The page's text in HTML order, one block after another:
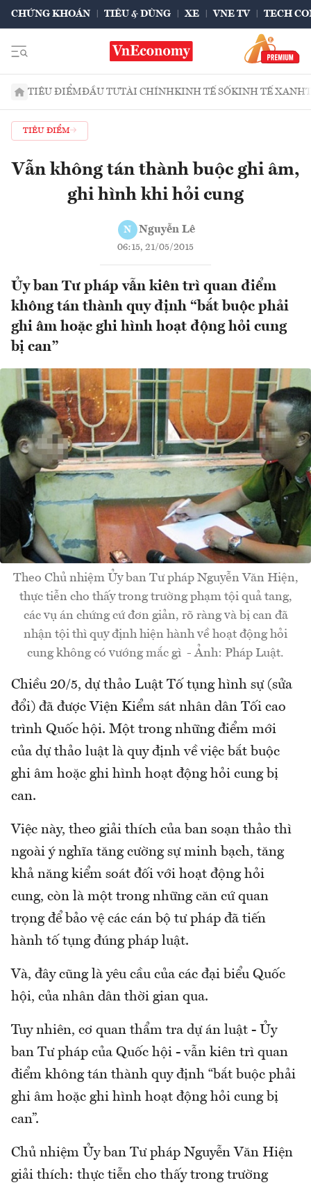
CHỨNG KHOÁN TIÊU & DÙNG XE VNE TV TECH
TIÊU ĐIỂMĐẦU TƯTÀI CHÍNHKINH TẾ SỐKINH TẾ XANH
TIÊU ĐIỂM
Vẫn không tán thành buộc ghi âm,
ghi hình khi hỏi cung
N Nguyễn Lê
06:15, 21/05/2015
Ủy ban Tư pháp vẫn kiên trì quan điểm
không tán thành quy định “bắt buộc phải
ghi âm hoặc ghi hình hoạt động hỏi cung
bị can”
Theo Chủ nhiệm Ủy ban Tư pháp Nguyễn Văn Hiện,
thực tiễn cho thấy trong trường phạm tội quả tang,
các vụ án chứng cứ đơn giản, rõ ràng và bị can đã
nhận tội thì quy định hiện hành về hoạt động hỏi
cung không có vướng mắc gì - Ảnh: Pháp Luật.
Chiều 20/5, dự thảo Luật Tố tụng hình sự (sửa
đổi) đã được Viện Kiểm sát nhân dân Tối cao
trình Quốc hội. Một trong những điểm mới
của dự thảo luật là quy định về việc bắt buộc
ghi âm hoặc ghi hình hoạt động hỏi cung bị
can.
Việc này, theo giải thích của ban soạn thảo thì
ngoài ý nghĩa tăng cường sự minh bạch, tăng
khả năng kiểm soát đối với hoạt động hỏi
cung, còn là một trong những căn cứ quan
trọng để bảo vệ các cán bộ tư pháp đã tiến
hành tố tụng đúng pháp luật.
Và, đây cũng là yêu cầu của các đại biểu Quốc
hội, của nhân dân thời gian qua.
Tuy nhiên, cơ quan thẩm tra dự án luật - Ủy
ban Tư pháp của Quốc hội - vẫn kiên trì quan
điểm không tán thành quy định “bắt buộc phải
ghi âm hoặc ghi hình hoạt động hỏi cung bị
can”.
Chủ nhiệm Ủy ban Tư pháp Nguyễn Văn Hiện
giải thích: thực tiễn cho thấy trong trường